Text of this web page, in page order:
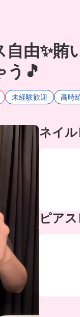
由✨
う🎵
未経験歓迎 高時
ネイ
ピア